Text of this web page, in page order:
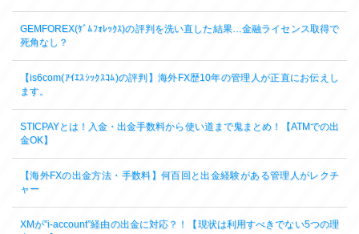
GEMFOREX(ｹﾞﾑﾌｫﾚｯｸｽ)の評判を洗い直した結果…金融ライセンス取得で
死角なし？
【is6com(ｱｲｴｽｼｯｸｽｺﾑ)の評判】海外FX歴10年の管理人が正直にお伝えし
ます。
STICPAYとは！入金・出金手数料から使い道まで鬼まとめ！【ATMでの出
金OK】
【海外FXの出金方法・手数料】何百回と出金経験がある管理人がレクチ
ャー
XMが”i-account”経由の出金に対応？！【現状は利用すべきでない5つの理